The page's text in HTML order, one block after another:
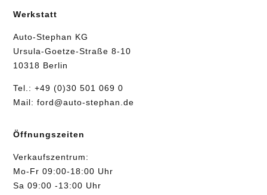
Werkstatt
Auto-Stephan KG
Ursula-Goetze-Straße 8-10
10318 Berlin
Tel.:+49 (0)30 501 069 0
Mail:ford@auto-stephan.de
Öffnungszeiten
Verkaufszentrum:
Mo-Fr 09:00-18:00 Uhr
Sa 09:00 -13:00 Uhr